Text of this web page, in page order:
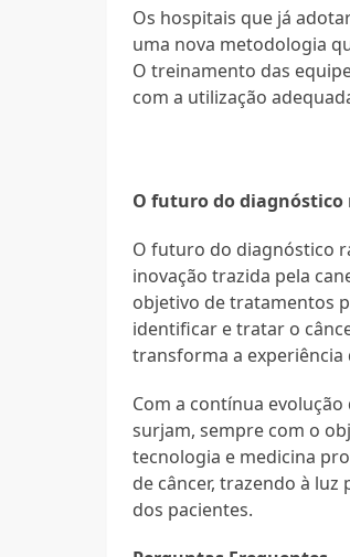
Os hospitais que já
uma nova metodologia
O treinamento das
com a utilização
O futuro do diagnóstico
O futuro do diagnóstico
inovação trazida pela
objetivo de tratamentos
identificar e tratar o
transforma a experiência
Com a contínua
surjam, sempre com o
tecnologia e medicina
de câncer, trazendo à
dos pacientes.